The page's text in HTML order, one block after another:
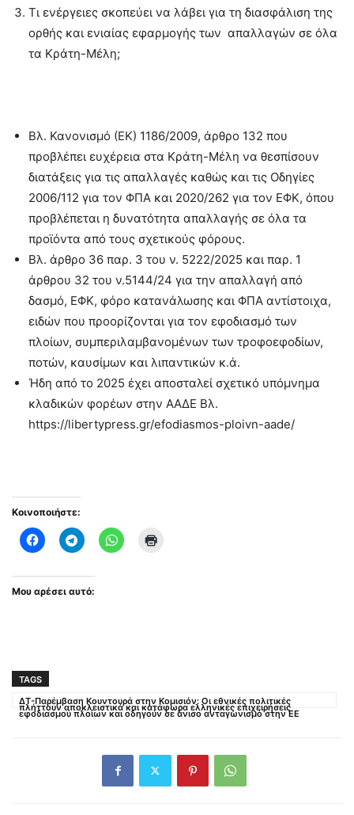
Τι ενέργειες σκοπεύει να λάβει για τη διασφάλιση της
ορθής και ενιαίας εφαρμογής των απαλλαγών σε όλα
τα Κράτη-Μέλη;
Βλ. Κανονισμό (ΕΚ) 1186/2009, άρθρο 132 που
προβλέπει ευχέρεια στα Κράτη-Μέλη να θεσπίσουν
διατάξεις για τις απαλλαγές καθώς και τις Οδηγίες
2006/112 για τον ΦΠΑ και 2020/262 για τον ΕΦΚ, όπου
προβλέπεται η δυνατότητα απαλλαγής σε όλα τα
προϊόντα από τους σχετικούς φόρους.
Βλ. άρθρο 36 παρ. 3 του ν. 5222/2025 και παρ. 1
άρθρου 32 του ν.5144/24 για την απαλλαγή από
δασμό, ΕΦΚ, φόρο κατανάλωσης και ΦΠΑ αντίστοιχα,
ειδών που προορίζονται για τον εφοδιασμό των
πλοίων, συμπεριλαμβανομένων των τροφοεφοδίων,
ποτών, καυσίμων και λιπαντικών κ.ά.
Ήδη από το 2025 έχει αποσταλεί σχετικό υπόμνημα
κλαδικών φορέων στην ΑΑΔΕ Βλ.
https://libertypress.gr/efodiasmos-ploivn-aade/
Κοινοποιήστε:
Μου αρέσει αυτό:
TAGS
ΔΤ-Παρέμβαση Κουντουρά στην Κομισιόν: Oι εθνικές πολιτικές
πλήττουν αποκλειστικά και κατάφωρα ελληνικές επιχειρήσεις
εφοδιασμού πλοίων και οδηγούν σε άνισο ανταγωνισμό στην ΕΕ